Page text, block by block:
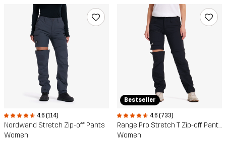
4.6 (114)
Nordwand Stretch Zip-off Pants
Women
Bestseller
4.6 (733)
Range Pro Stretch T Zip-off Pants
Women